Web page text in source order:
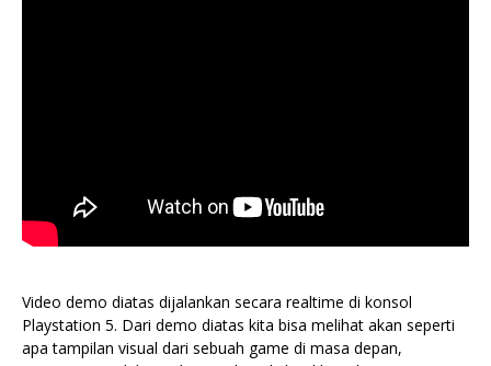
Video demo diatas dijalankan secara realtime di konsol
Playstation 5. Dari demo diatas kita bisa melihat akan seperti
apa tampilan visual dari sebuah game di masa depan,